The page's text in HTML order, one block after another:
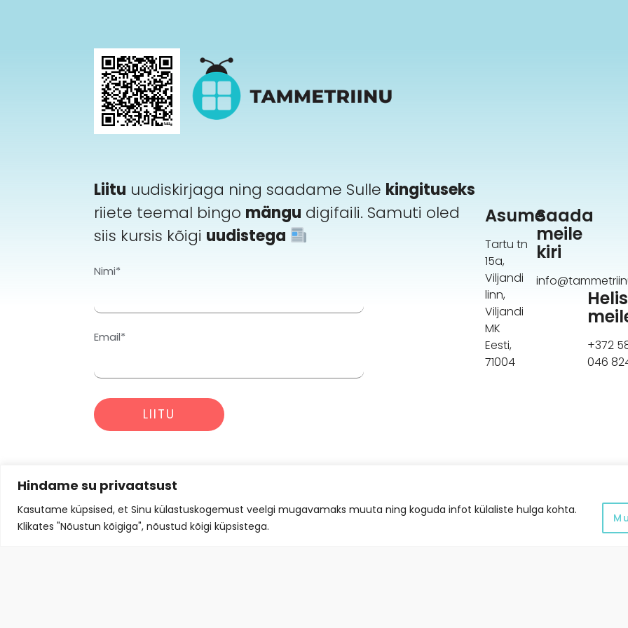
Hindame su privaatsust
Kasutame küpsised, et Sinu külastuskogemust veelgi mugavamaks muuta ning koguda infot külaliste hulga kohta.
Klikates "Nõustun kõigiga", nõustud kõigi küpsistega.
Liitu uudiskirjaga ning saadame Sulle kingituseks
riiete teemal bingo mängu digifaili. Samuti oled
siis kursis kõigi uudistega
Nimi*
Email*
Asume
Tartu tn
15a,
Viljandi
linn,
Viljandi
MK
Eesti,
71004
Saada
meile
kiri
+372
046